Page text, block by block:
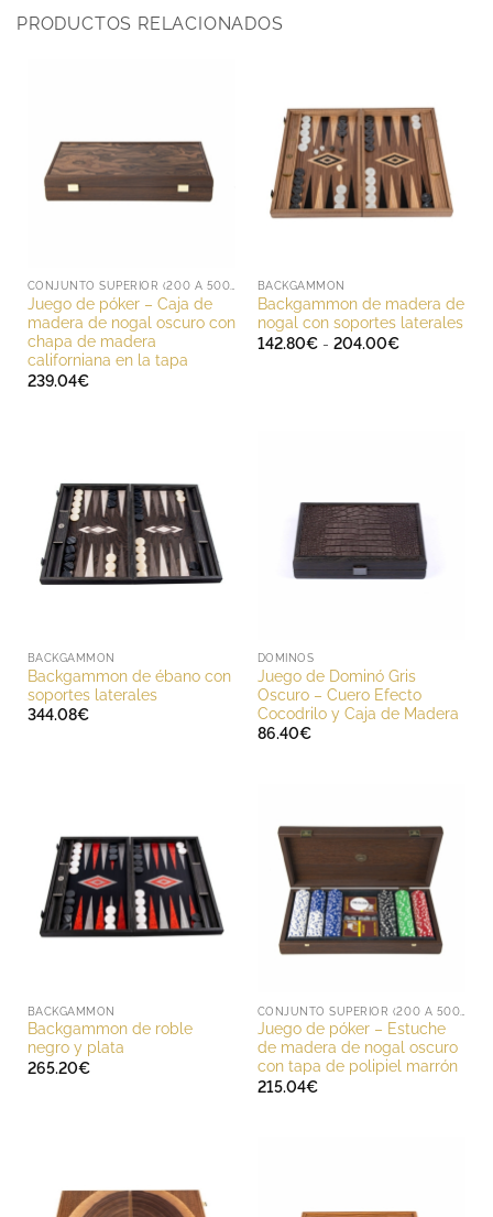
PRODUCTOS RELACIONADOS
CONJUNTO SUPERIOR (200 A 500 EUROS)
Juego de póker – Caja de
madera de nogal oscuro con
chapa de madera
californiana en la tapa
239.04€
BACKGAMMON
Backgammon de madera de
nogal con soportes laterales
142.80€ - 204.00€Rango
BACKGAMMON
Backgammon de ébano con
soportes laterales
344.08€
DOMINOS
Juego de Dominó Gris
Oscuro – Cuero Efecto
Cocodrilo y Caja de Madera
86.40€
BACKGAMMON
Backgammon de roble
negro y plata
265.20€
Juego de póker – Estuche
de madera de nogal oscuro
con tapa de polipiel marrón
215.04€